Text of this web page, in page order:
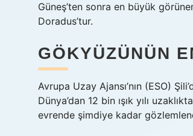
Güneş’ten sonra en büyük
Doradus’tur.
GÖKYÜZÜNÜN
Avrupa Uzay Ajansı’nın (ESO)
Dünya’dan 12 bin ışık yılı
evrende şimdiye kadar